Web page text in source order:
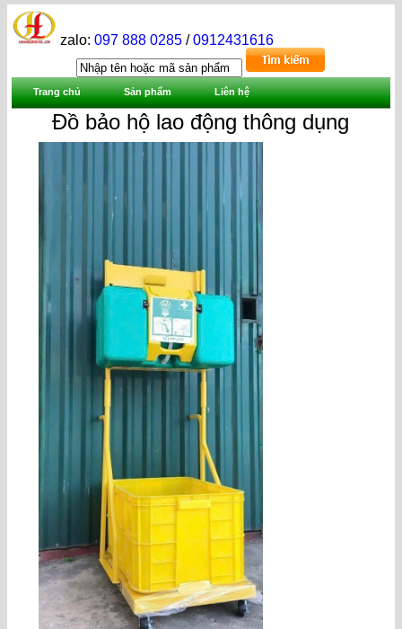
zalo:097 888 0285 /0912431616
Trang chủ Sản phẩm Liên hệ
Đồ bảo hộ lao động thông dụng